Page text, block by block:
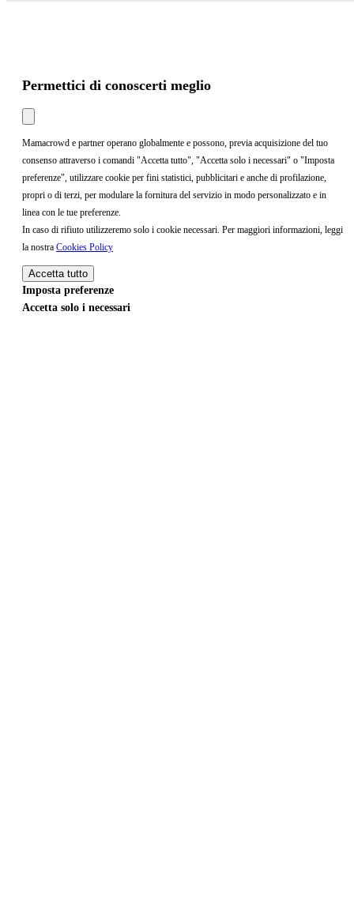
Permettici di conoscerti meglio
Mamacrowd e partner operano globalmente e possono, previa acquisizione del tuo
consenso attraverso i comandi "Accetta tutto", "Accetta solo i necessari" o "Imposta
preferenze", utilizzare cookie per fini statistici, pubblicitari e anche di profilazione,
propri o di terzi, per modulare la fornitura del servizio in modo personalizzato e in
linea con le tue preferenze.
In caso di rifiuto utilizzeremo solo i cookie necessari. Per maggiori informazioni, leggi
la nostra Cookies Policy
Accetta tutto
Imposta preferenze
Accetta solo i necessari